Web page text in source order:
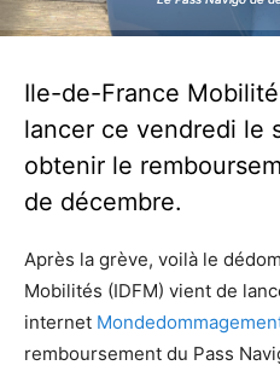
Ile-de-France
lancer ce vendredi le
obtenir le
de décembre.
Après la grève, voilà le
Mobilités (IDFM) vient de
internet
remboursement du Pass